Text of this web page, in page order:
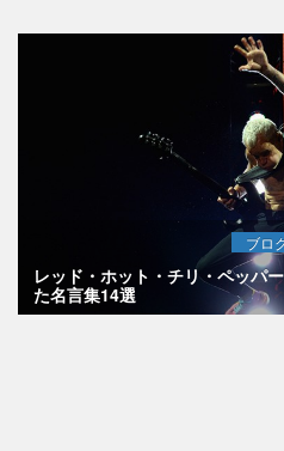
ブロ
レッド・ホット・チリ・ペッパ
た名言集14選